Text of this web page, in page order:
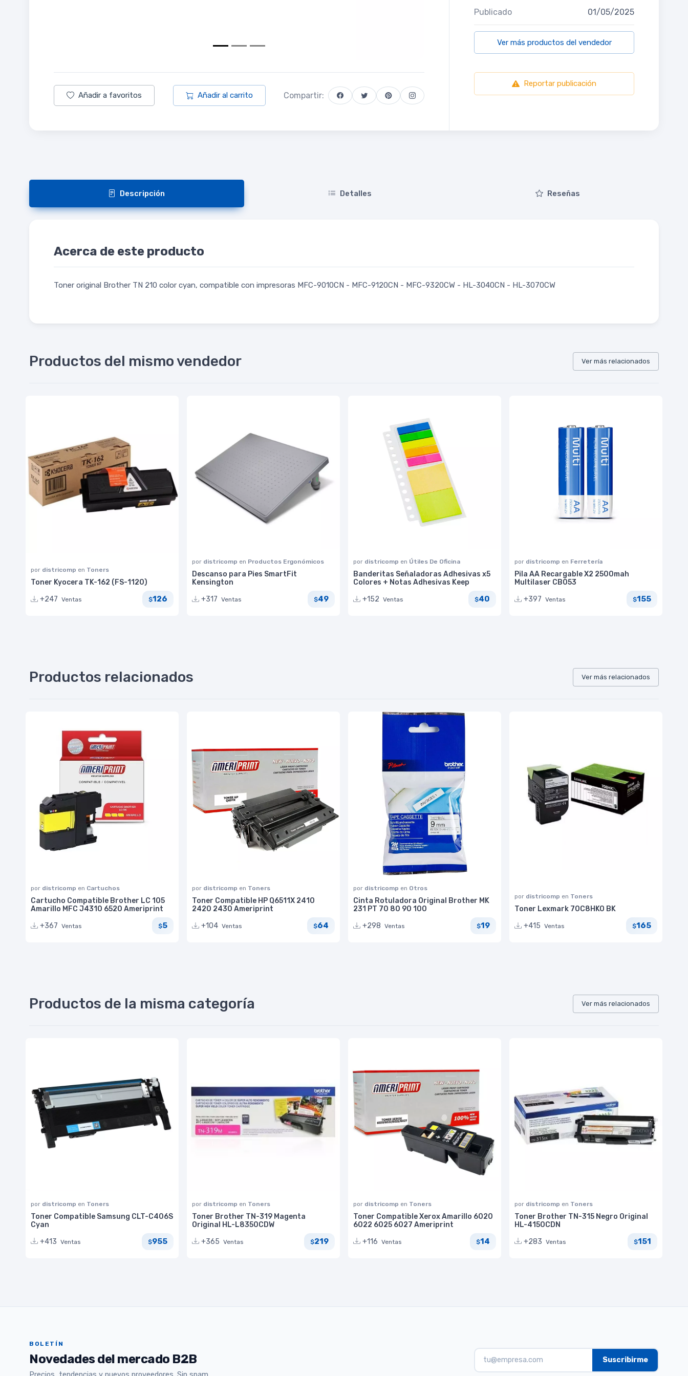
Añadir a favoritos Añadir al carrito Compartir:
Publicado 01/05/2025
Ver más productos del vendedor
Reportar publicación
Descripción Detalles Reseñas
Acerca de este producto
Toner original Brother TN 210 color cyan, compatible con impresoras MFC-9010CN - MFC-9120CN - MFC-9320CW - HL-3040CN - HL-3070CW
Productos del mismo vendedor Ver más relacionados
por districomp en Toners
Toner Kyocera TK-162 (FS-1120)
+247 Ventas $126
por districomp en Productos Ergonómicos
Descanso para Pies SmartFit
Kensington
+317 Ventas $49
por districomp en Útiles De Oficina
Banderitas Señaladoras Adhesivas x5
Colores + Notas Adhesivas Keep
+152 Ventas $40
por districomp en Ferretería
Pila AA Recargable X2 2500mah
Multilaser CB053
+397 Ventas $155
Productos relacionados Ver más relacionados
por districomp en Cartuchos
Cartucho Compatible Brother LC 105
Amarillo MFC J4310 6520 Ameriprint
+367 Ventas $5
por districomp en Toners
Toner Compatible HP Q6511X 2410
2420 2430 Ameriprint
+104 Ventas $64
por districomp en Otros
Cinta Rotuladora Original Brother MK
231 PT 70 80 90 100
+298 Ventas $19
por districomp en Toners
Toner Lexmark 70C8HKO BK
+415 Ventas $165
Productos de la misma categoría Ver más relacionados
por districomp en Toners
Toner Compatible Samsung CLT-C406S
Cyan
+413 Ventas $955
por districomp en Toners
Toner Brother TN-319 Magenta
Original HL-L8350CDW
+365 Ventas $219
por districomp en Toners
Toner Compatible Xerox Amarillo 6020
6022 6025 6027 Ameriprint
+116 Ventas $14
por districomp en Toners
Toner Brother TN-315 Negro Original
HL-4150CDN
+283 Ventas $151
BOLETÍN
Novedades del mercado B2B